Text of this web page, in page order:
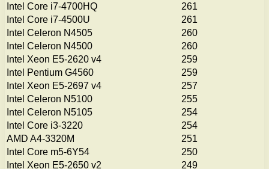
Intel Core i7-4700HQ
261
Intel Core i7-4500U
261
Intel Celeron N4505
260
Intel Celeron N4500
260
Intel Xeon E5-2620 v4
259
Intel Pentium G4560
259
Intel Xeon E5-2697 v4
257
Intel Celeron N5100
255
Intel Celeron N5105
254
Intel Core i3-3220
254
AMD A4-3320M
251
Intel Core m5-6Y54
250
Intel Xeon E5-2650 v2
249